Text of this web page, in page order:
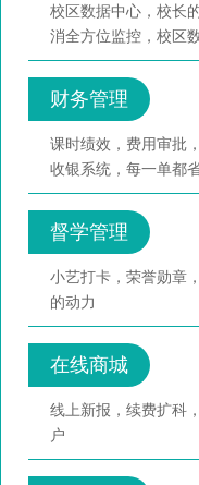
校区数据中心，校长
消全方位监控，校区
财务管理
课时绩效，费用审批
收银系统，每一单都
督学管理
小艺打卡，荣誉勋章
的动力
在线商城
线上新报，续费扩科
户